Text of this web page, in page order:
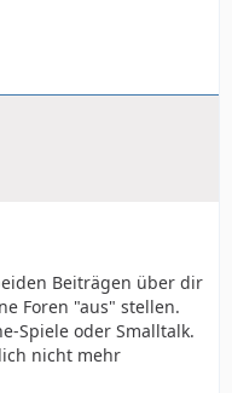
Beiträgen über dir
Foren "aus" stellen.
Spiele oder Smalltalk.
nicht mehr